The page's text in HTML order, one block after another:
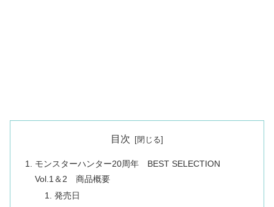
目次
モンスターハンター20周年 BEST SELECTION
Vol.1＆2 商品概要
発売日